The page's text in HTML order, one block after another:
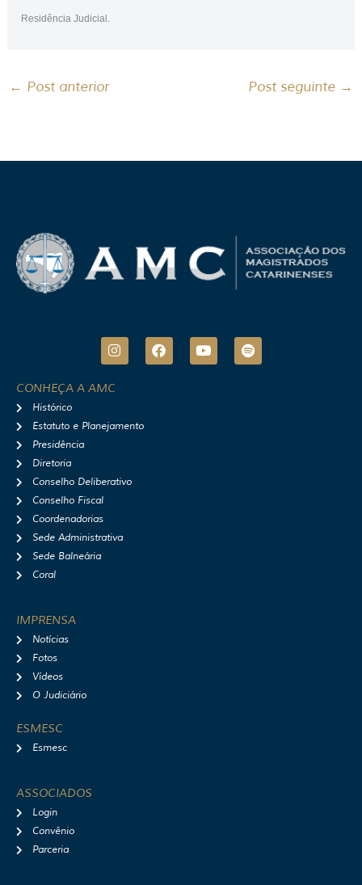
Residência Judicial.
← Post anterior Post seguinte →
I
n
t
r
F
a
Y
o
S
p
CONHEÇA A AMC
Histórico
Estatuto e Planejamento
Presidência
Diretoria
Conselho Deliberativo
Conselho Fiscal
Coordenadorias
Sede Administrativa
Sede Balneária
Coral
IMPRENSA
Notícias
Fotos
Vídeos
O Judiciário
ESMESC
Esmesc
ASSOCIADOS
Login
Convênio
Parceria